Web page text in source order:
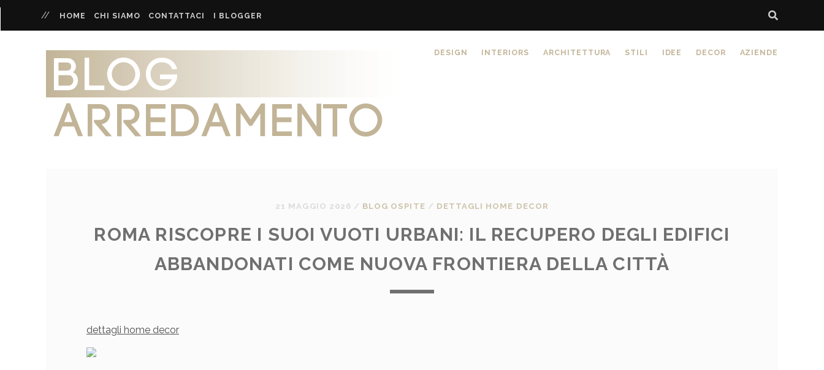
HOME CHI SIAMO CONTATTACI I BLOGGER
DESIGN INTERIORS ARCHITETTURA STILI IDEE DECOR AZIENDE
21 MAGGIO 2026 / BLOG OSPITE / DETTAGLI HOME DECOR
ROMA RISCOPRE I SUOI VUOTI URBANI: IL RECUPERO DEGLI EDIFICI
ABBANDONATI COME NUOVA FRONTIERA DELLA CITTÀ
dettagli home decor